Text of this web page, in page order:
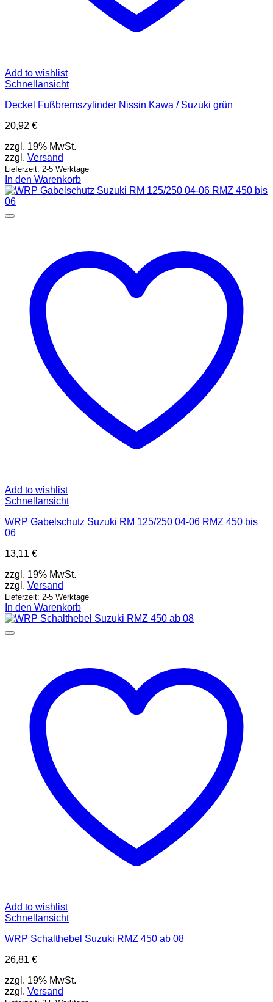
Add to wishlist
Schnellansicht
Deckel Fußbremszylinder Nissin Kawa / Suzuki grün
20,92 €
zzgl. 19% MwSt.
zzgl. Versand
Lieferzeit: 2-5 Werktage
In den Warenkorb
Add to wishlist
Schnellansicht
WRP Gabelschutz Suzuki RM 125/250 04-06 RMZ 450 bis
06
13,11 €
zzgl. 19% MwSt.
zzgl. Versand
Lieferzeit: 2-5 Werktage
In den Warenkorb
Add to wishlist
Schnellansicht
WRP Schalthebel Suzuki RMZ 450 ab 08
26,81 €
zzgl. 19% MwSt.
zzgl. Versand